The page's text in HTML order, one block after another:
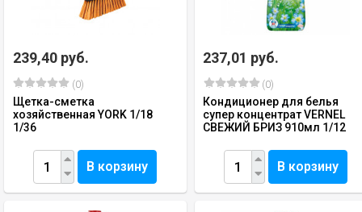
239,40 руб.
(0)
Щетка-сметка
хозяйственная YORK 1/18
1/36
В корзину
237,01 руб.
(0)
Кондиционер для белья
супер концентрат VERNEL
СВЕЖИЙ БРИЗ 910мл 1/12
В корзину